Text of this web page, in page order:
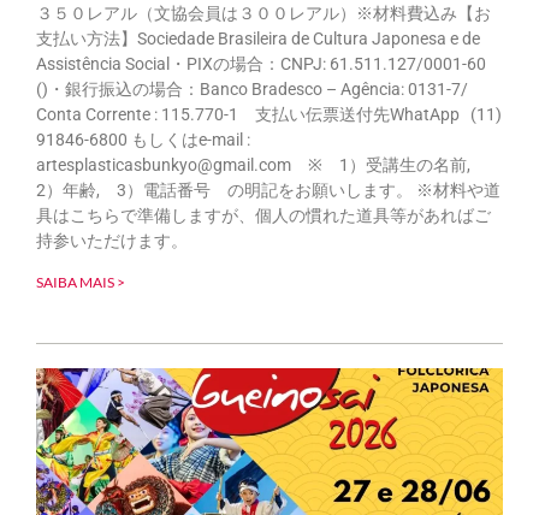
３５０レアル（文協会員は３００レアル）※材料費込み【お
支払い方法】Sociedade Brasileira de Cultura Japonesa e de
Assistência Social・PIXの場合：CNPJ: 61.511.127/0001-60
()・銀行振込の場合：Banco Bradesco – Agência: 0131-7/
Conta Corrente : 115.770-1 支払い伝票送付先WhatApp (11)
91846-6800 もしくはe-mail :
artesplasticasbunkyo@gmail.com ※ 1）受講生の名前,
2）年齢, 3）電話番号 の明記をお願いします。 ※材料や道
具はこちらで準備しますが、個人の慣れた道具等があればご
持参いただけます。
SAIBA MAIS >